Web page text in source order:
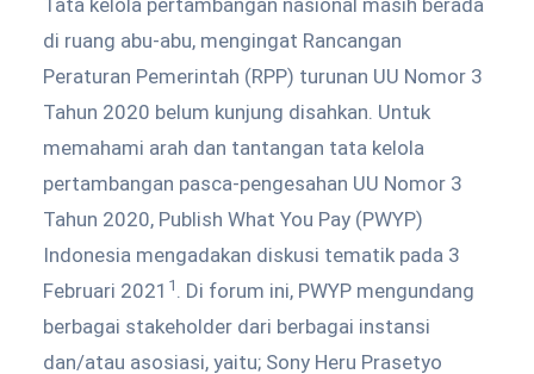
Tata kelola pertambangan nasional masih berada
di ruang abu-abu, mengingat Rancangan
Peraturan Pemerintah (RPP) turunan UU Nomor 3
Tahun 2020 belum kunjung disahkan. Untuk
memahami arah dan tantangan tata kelola
pertambangan pasca-pengesahan UU Nomor 3
Tahun 2020, Publish What You Pay (PWYP)
Indonesia mengadakan diskusi tematik pada 3
Februari 2021 1 . Di forum ini, PWYP mengundang
berbagai stakeholder dari berbagai instansi
dan/atau asosiasi, yaitu; Sony Heru Prasetyo